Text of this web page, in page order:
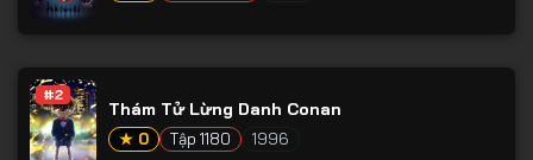
#2
Thám Tử Lừng Danh Conan
★ 0 Tập 1180 1996